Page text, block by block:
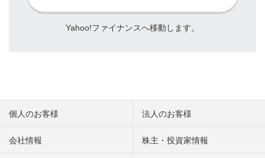
Yahoo!ファイナンスへ移動します。
個人のお客様 法人のお客様
会社情報 株主・投資家情報